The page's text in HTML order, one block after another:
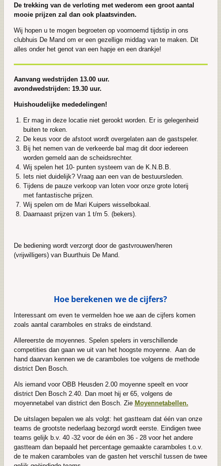
De trekking van de verloting met wederom een groot aantal
mooie prijzen zal dan ook plaatsvinden.
Wij hopen u te mogen begroeten op voornoemd tijdstip in ons
clubhuis De Mand om er een gezellige middag van te maken. Dit
alles onder het genot van een hapje en een drankje!
Aanvang wedstrijden 13.00 uur.
avondwedstrijden: 19.30 uur.
Huishoudelijke mededelingen!
Er mag in deze locatie niet gerookt worden. Er is gelegenheid
buiten te roken.
De keus voor de afstoot wordt overgelaten aan de gastspeler.
Bij het nemen van de verkeerde bal mag dit door iedereen
worden gemeld aan de scheidsrechter.
Wij spelen het 10- punten systeem van de K.N.B.B.
Iets niet duidelijk? Vraag aan een van de bestuursleden.
Tijdens de pauze verkoop van loten voor onze grote loterij
met fantastische prijzen.
Wij spelen om de Mari Kuipers wisselbokaal.
Daarnaast prijzen van 1 t/m 5. (bekers).
De bediening wordt verzorgt door de gastvrouwen/heren
(vrijwilligers) van Buurthuis De Mand.
Hoe berekenen we de cijfers?
Interessant om even te vermelden hoe we aan de cijfers komen
zoals aantal caramboles en straks de eindstand.
Allereerste de moyennes. Spelen spelers in verschillende
competities dan gaan we uit van het hoogste moyenne. Aan de
hand daarvan kennen we de caramboles toe volgens de methode
district Den Bosch.
Als iemand voor OBB Heusden 2.00 moyenne speelt en voor
district Den Bosch 2.40. Dan moet hij er 65, volgens de
moyennetabel van district den Bosch. Zie Moyennetabellen.
De uitslagen bepalen we als volgt: het gastteam dat één van onze
teams de grootste nederlaag bezorgd wordt eerste. Eindigen twee
teams gelijk b.v. 40 -32 voor de één en 36 - 28 voor het andere
gastteam dan bepaald het percentage gemaakte caramboles t.o.v.
de te maken caramboles van de gasten het verschil tussen de twee